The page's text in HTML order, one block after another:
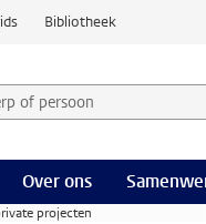
Bibliotheek
of persoon en
Over ons
projecten